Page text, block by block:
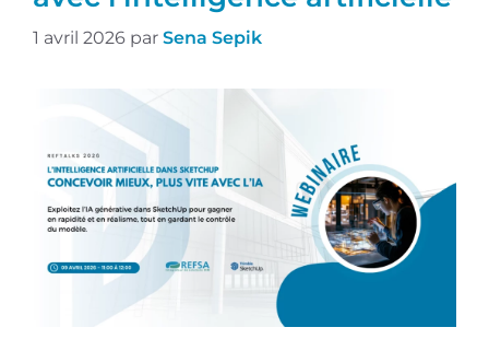
1 avril 2026 par Sena Sepik